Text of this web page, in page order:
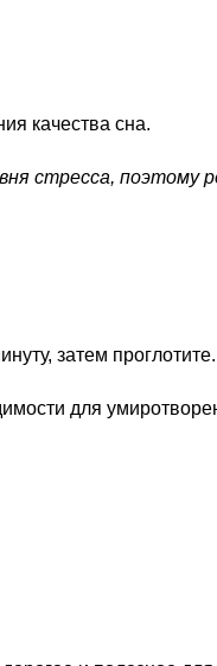
качества сна.
стресса, поэтому
затем проглотите.
для